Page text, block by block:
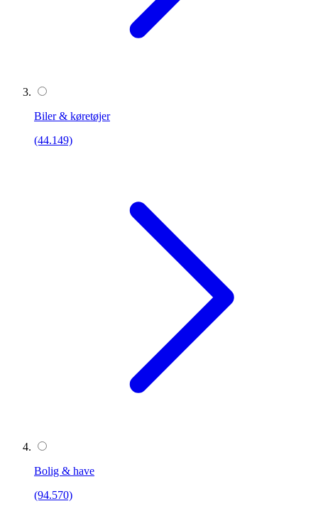
Biler & køretøjer
(44.149)
Bolig & have
(94.570)